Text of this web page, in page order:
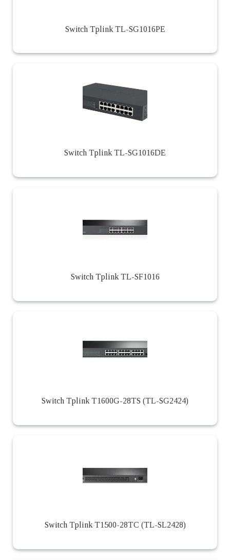
Switch Tplink TL-SG1016PE
Switch Tplink TL-SG1016DE
Switch Tplink TL-SF1016
Switch Tplink T1600G-28TS (TL-SG2424)
Switch Tplink T1500-28TC (TL-SL2428)